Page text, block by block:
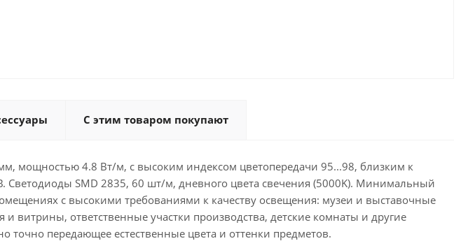
С этим товаром покупают
мощностью 4.8 Вт/м, с высоким индексом цветопередачи 95...98, близким к
Светодиоды SMD 2835, 60 шт/м, дневного цвета свечения (5000K). Минимальный
с высокими требованиями к качеству освещения: музеи и выставочные
витрины, ответственные участки производства, детские комнаты и другие
точно передающее естественные цвета и оттенки предметов.